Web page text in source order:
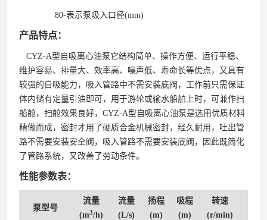
80-表示泵吸入口径(mm)
产品特点：
CYZ-A型自吸离心油泵它结构简单、操作方便、运行平稳、
维护容易、排量大、效率高、噪声低、寿命长等优点，又具有
较强的自吸能力，吸入管路中不需安装底阀，工作前只需保证
体内储有定量引油即可，用于游轮或输水船舶上时，可兼作扫
船舱，扫舱效果良好，CYZ-A型自吸离心油泵是选用优质材料
精做而成，密封才用了硬质合金机械密封，经久耐用，吐出管
路不需要安装安全阀，吸入管路不需要安装底阀，因此既简化
了管路系统，又改善了劳动条件。
性能参数表：
泵型号
流量
(m3/h)
流量
(L/s)
扬程
(m)
吸程
(m)
转速
(r/min)